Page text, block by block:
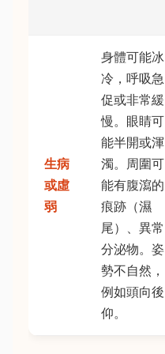
生病
或虛
弱
身體可能冰
冷，呼吸急
促或非常緩
慢。眼睛可
能半開或渾
濁。周圍可
能有腹瀉的
痕跡（濕
尾）、異常
分泌物。姿
勢不自然，
例如頭向後
仰。